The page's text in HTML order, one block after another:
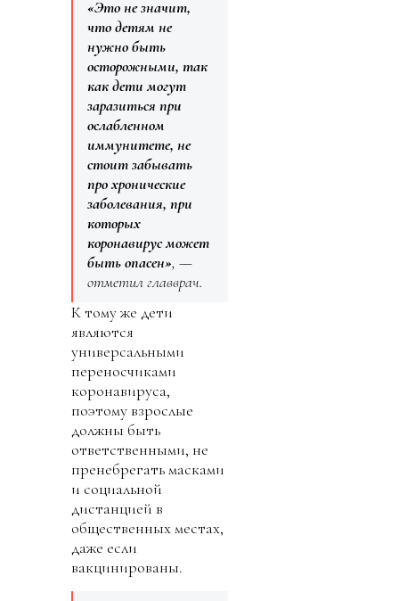
«Это не значит,
что детям не
нужно быть
осторожными, так
как дети могут
заразиться при
ослабленном
иммунитете, не
стоит забывать
про хронические
заболевания, при
которых
коронавирус может
быть опасен», —
отметил главврач.
К тому же дети
являются
универсальными
переносчиками
коронавируса,
поэтому взрослые
должны быть
ответственными, не
пренебрегать масками
и социальной
дистанцией в
общественных местах,
даже если
вакцинированы.